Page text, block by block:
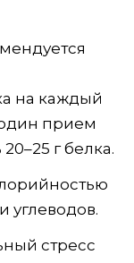
на каждый
прием
г белка.
углеводов.
стресс